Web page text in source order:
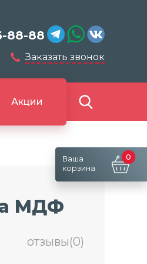
88-88
Заказать звонок
Акции
Ваша
корзина
0
МДФ
отзывы(0)